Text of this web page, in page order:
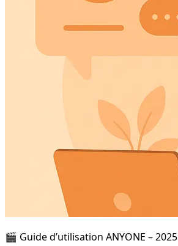
🎬 Guide d’utilisation ANYONE – 2025